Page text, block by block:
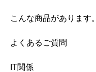
こんな商品があります。
よくあるご質問
IT関係